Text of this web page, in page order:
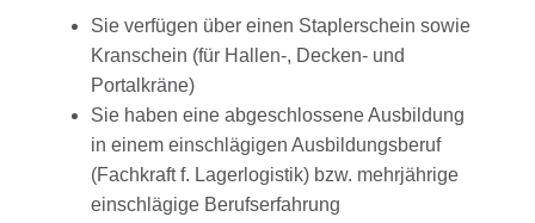
Sie verfügen über einen Staplerschein sowie
Kranschein (für Hallen-, Decken- und
Portalkräne)
Sie haben eine abgeschlossene Ausbildung
in einem einschlägigen Ausbildungsberuf
(Fachkraft f. Lagerlogistik) bzw. mehrjährige
einschlägige Berufserfahrung